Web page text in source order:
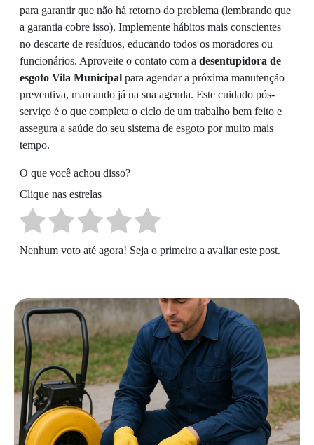
para garantir que não há retorno do problema (lembrando que
a garantia cobre isso). Implemente hábitos mais conscientes
no descarte de resíduos, educando todos os moradores ou
funcionários. Aproveite o contato com a desentupidora de
esgoto Vila Municipal para agendar a próxima manutenção
preventiva, marcando já na sua agenda. Este cuidado pós-
serviço é o que completa o ciclo de um trabalho bem feito e
assegura a saúde do seu sistema de esgoto por muito mais
tempo.
O que você achou disso?
Clique nas estrelas
Nenhum voto até agora! Seja o primeiro a avaliar este post.